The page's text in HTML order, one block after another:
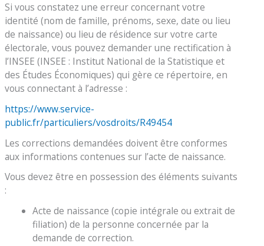
Si vous constatez une erreur concernant votre
identité (nom de famille, prénoms, sexe, date ou lieu
de naissance) ou lieu de résidence sur votre carte
électorale, vous pouvez demander une rectification à
l’INSEE (INSEE : Institut National de la Statistique et
des Études Économiques) qui gère ce répertoire, en
vous connectant à l’adresse :
https://www.service-
public.fr/particuliers/vosdroits/R49454
Les corrections demandées doivent être conformes
aux informations contenues sur l’acte de naissance.
Vous devez être en possession des éléments suivants
:
Acte de naissance (copie intégrale ou extrait de
filiation) de la personne concernée par la
demande de correction.